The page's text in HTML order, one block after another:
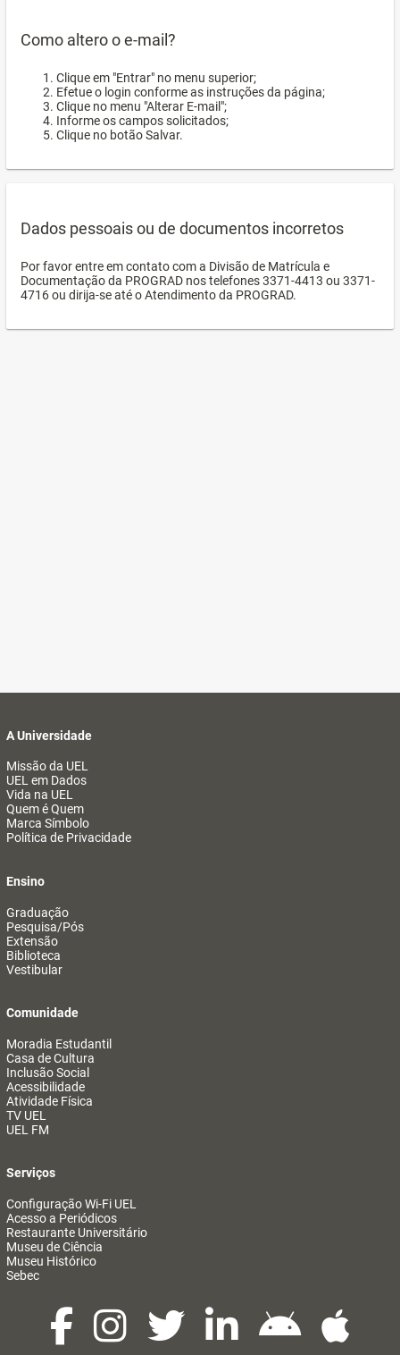
Como altero o e-mail?
Clique em "Entrar" no menu superior;
Efetue o login conforme as instruções da página;
Clique no menu "Alterar E-mail";
Informe os campos solicitados;
Clique no botão Salvar.
Dados pessoais ou de documentos incorretos
Por favor entre em contato com a Divisão de Matrícula e
Documentação da PROGRAD nos telefones 3371-4413 ou 3371-
4716 ou dirija-se até o Atendimento da PROGRAD.
A Universidade
Missão da UEL
UEL em Dados
Vida na UEL
Quem é Quem
Marca Símbolo
Política de Privacidade
Ensino
Graduação
Pesquisa/Pós
Extensão
Biblioteca
Vestibular
Comunidade
Moradia Estudantil
Casa de Cultura
Inclusão Social
Acessibilidade
Atividade Física
TV UEL
UEL FM
Serviços
Configuração Wi-Fi UEL
Acesso a Periódicos
Restaurante Universitário
Museu de Ciência
Museu Histórico
Sebec